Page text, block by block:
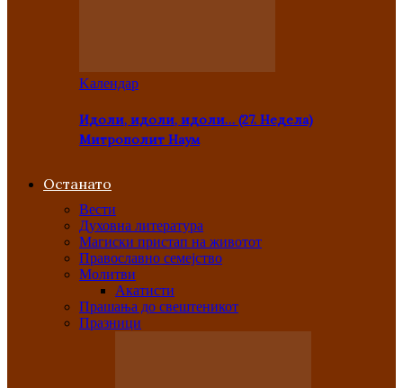
Kалендар
Идоли, идоли, идоли… (27. Недела)
Митрополит Наум
Останато
Вести
Духовна литература
Магиски пристап на животот
Православно семејство
Молитви
Акатисти
Прашања до свештеникот
Празници